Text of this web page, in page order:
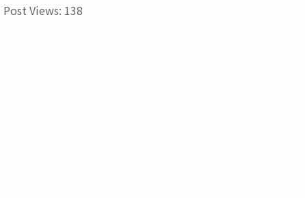
Post Views: 138